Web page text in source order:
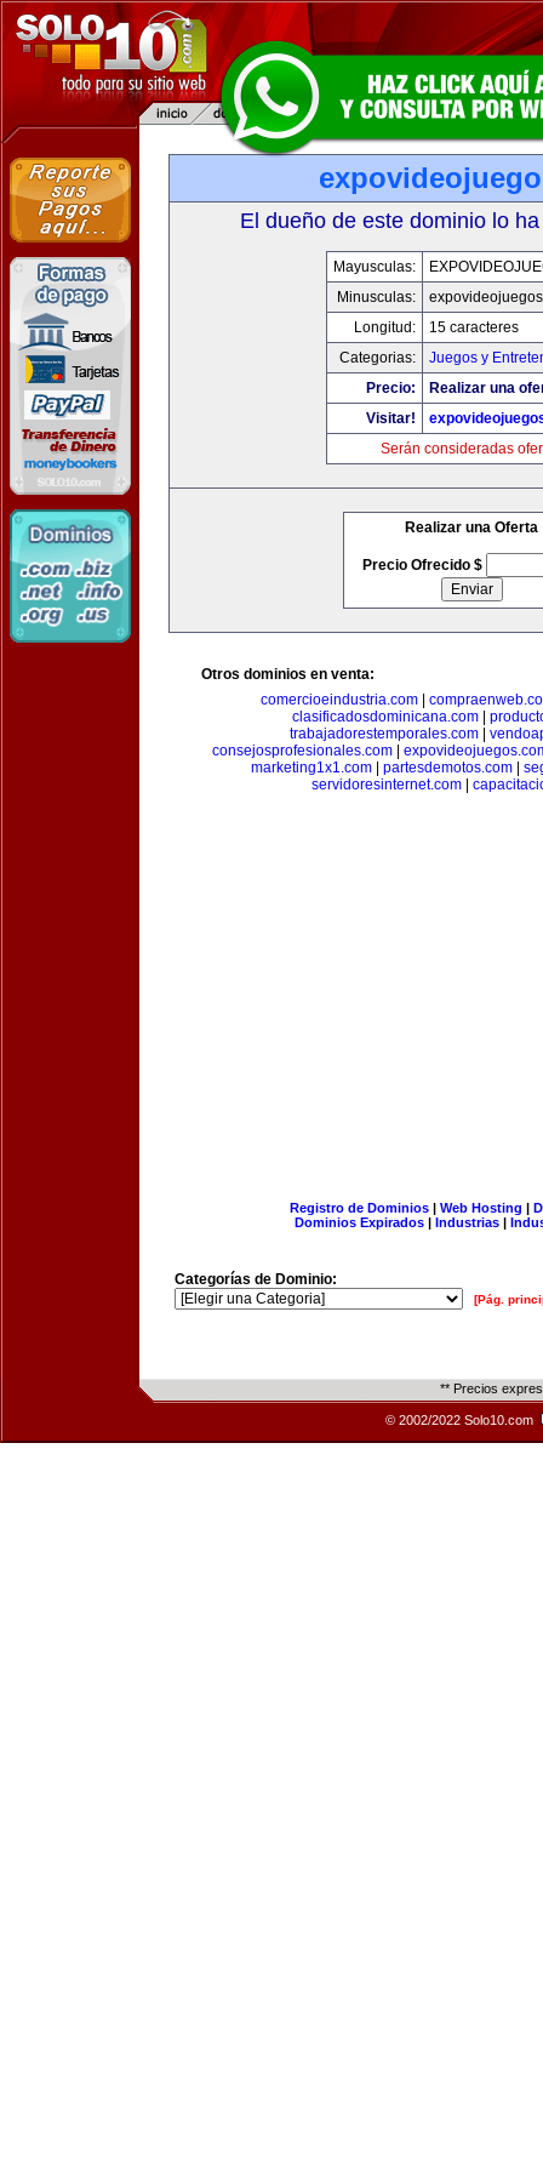
El dueño de este dominio lo
Mayusculas:
Minusculas:
Longitud:
15 caracteres
Categorias:
Juegos y
Precio:
Realizar una
Visitar!
Serán consideradas
Realizar una Oferta
Precio Ofrecido $
Otros dominios en venta:
comercioeindustria.com|
clasificadosdominicana.com
trabajadorestemporales.com
consejosprofesionales.com|
marketing1x1.com| partesdemotos.com|
servidoresinternet.com
Registro de Dominios| Web Hosting |
Dominios Expirados | Industrias |
Categorías de Dominio:
[Pág.
** Precios
© 2002/2022 Solo10.com